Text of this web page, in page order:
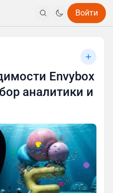
Войти
Envybox
аналитики и